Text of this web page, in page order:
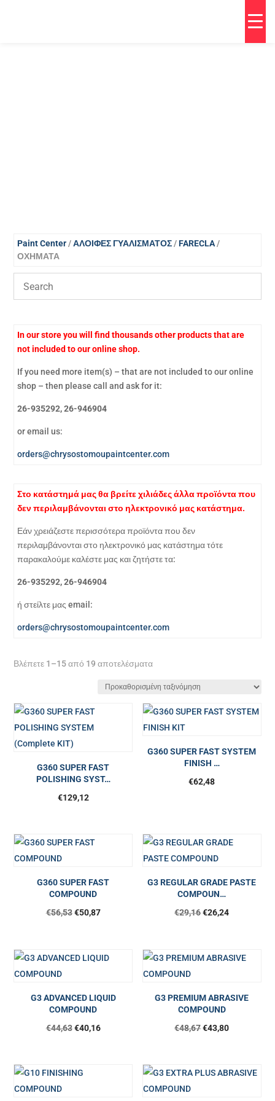
Paint Center/ΑΛΟΙΦΕΣ ΓΥΑΛΙΣΜΑΤΟΣ/FARECLA/
ΟΧΗΜΑΤΑ
In our store you will find thousands other products that are
not included to our online shop.
If you need more item(s) – that are not included to our online
shop – then please call and ask for it:
26-935292, 26-946904
or email us:
orders@chrysostomoupaintcenter.com
Στο κατάστημά μας θα βρείτε χιλιάδες άλλα προϊόντα που
δεν περιλαμβάνονται στο ηλεκτρονικό μας κατάστημα.
Εάν χρειάζεστε περισσότερα προϊόντα που δεν
περιλαμβάνονται στο ηλεκτρονικό μας κατάστημα τότε
παρακαλούμε καλέστε μας και ζητήστε τα:
26-935292, 26-946904
ή στείλτε μας email:
orders@chrysostomoupaintcenter.com
Βλέπετε 1–15 από 19 αποτελέσματα
G360 SUPER FAST
POLISHING SYST…
€129,12
G360 SUPER FAST SYSTEM
FINISH …
€62,48
G360 SUPER FAST
COMPOUND
€56,53 €50,87
G3 REGULAR GRADE PASTE
COMPOUN…
€29,16€26,24
G3 ADVANCED LIQUID
COMPOUND
€44,63 €40,16
G3 PREMIUM ABRASIVE
COMPOUND
€48,67€43,80